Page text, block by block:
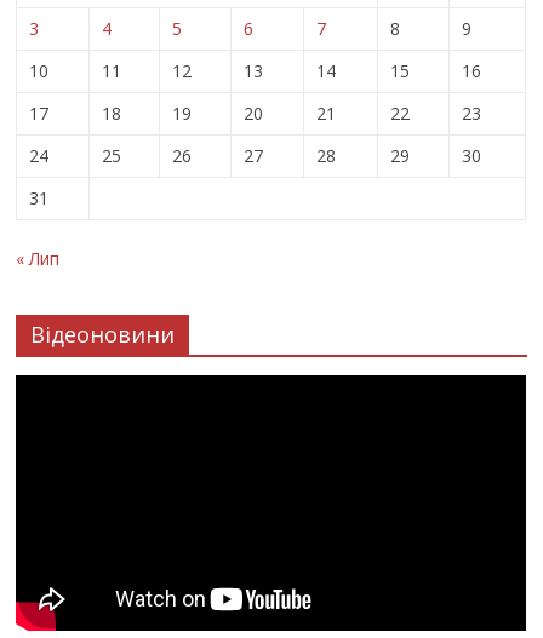
3
4 5 6 7 8
9
10
11 12 13 14 15
16
17
18 19 20 21 22
23
24
25 26 27 28 29
30
31
« Лип
Відеоновини